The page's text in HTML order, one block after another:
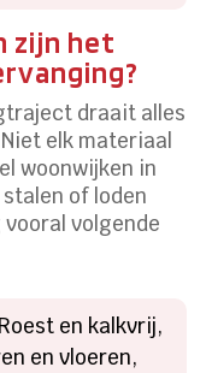
zijn het
draait alles
elk materiaal
woonwijken in
of loden
volgende
Roest en kalkvrij,
en vloeren,